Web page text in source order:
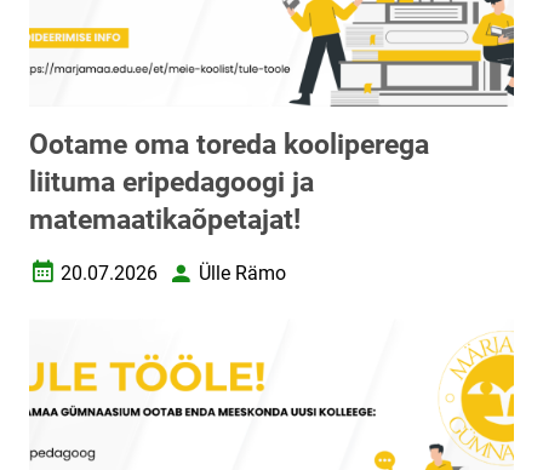
Ootame oma toreda kooliperega
liituma eripedagoogi ja
matemaatikaõpetajat!
Loomise kuupäev
20.07.2026 AutorÜlle Rämo